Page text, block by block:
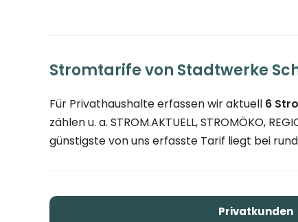
Stromtarife von Stadtwerke
Für Privathaushalte erfassen wir aktuell 6
zählen u. a. STROM.AKTUELL, STROMÖKO,
günstigste von uns erfasste Tarif liegt bei rund
Privatkunden